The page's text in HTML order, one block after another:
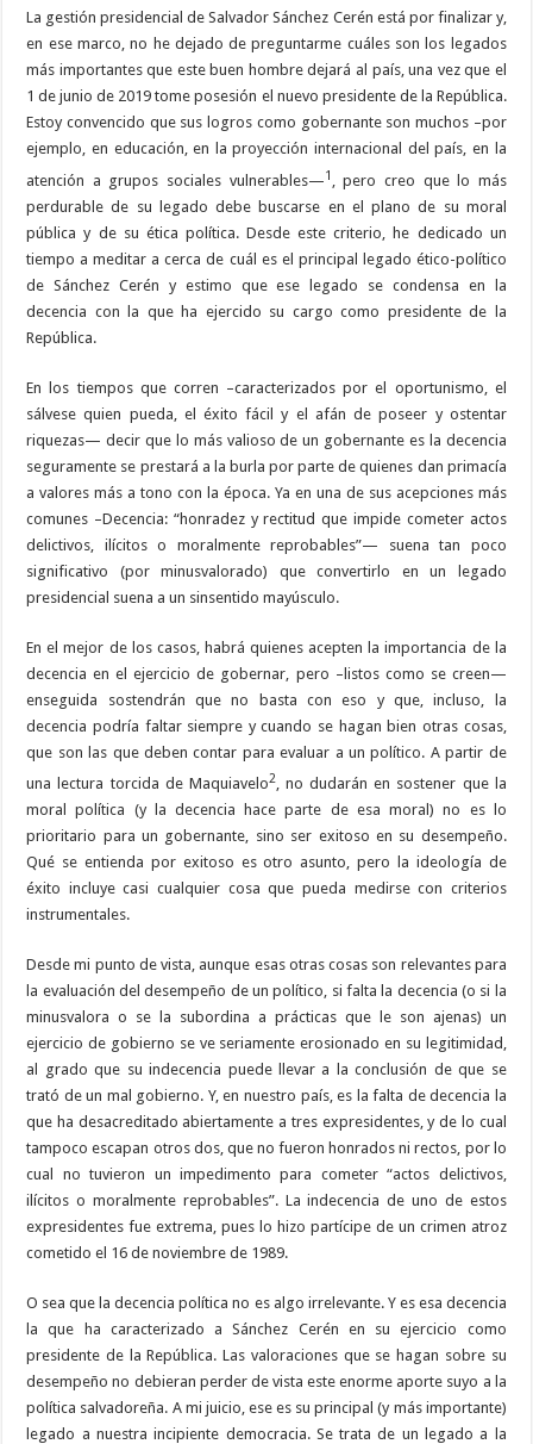
La gestión presidencial de Salvador Sánchez Cerén está por finalizar y,
en ese marco, no he dejado de preguntarme cuáles son los legados
más importantes que este buen hombre dejará al país, una vez que el
1 de junio de 2019 tome posesión el nuevo presidente de la República.
Estoy convencido que sus logros como gobernante son muchos –por
ejemplo, en educación, en la proyección internacional del país, en la
atención a grupos sociales vulnerables—1
, pero creo que lo más
perdurable de su legado debe buscarse en el plano de su moral
pública y de su ética política. Desde este criterio, he dedicado un
tiempo a meditar a cerca de cuál es el principal legado ético-político
de Sánchez Cerén y estimo que ese legado se condensa en la
decencia con la que ha ejercido su cargo como presidente de la
República.
En los tiempos que corren –caracterizados por el oportunismo, el
sálvese quien pueda, el éxito fácil y el afán de poseer y ostentar
riquezas— decir que lo más valioso de un gobernante es la decencia
seguramente se prestará a la burla por parte de quienes dan primacía
a valores más a tono con la época. Ya en una de sus acepciones más
comunes –Decencia: “honradez y rectitud que impide cometer actos
delictivos, ilícitos o moralmente reprobables”— suena tan poco
significativo (por minusvalorado) que convertirlo en un legado
presidencial suena a un sinsentido mayúsculo.
En el mejor de los casos, habrá quienes acepten la importancia de la
decencia en el ejercicio de gobernar, pero –listos como se creen—
enseguida sostendrán que no basta con eso y que, incluso, la
decencia podría faltar siempre y cuando se hagan bien otras cosas,
que son las que deben contar para evaluar a un político. A partir de
una lectura torcida de Maquiavelo2, no dudarán en sostener que la
moral política (y la decencia hace parte de esa moral) no es lo
prioritario para un gobernante, sino ser exitoso en su desempeño.
Qué se entienda por exitoso es otro asunto, pero la ideología de
éxito incluye casi cualquier cosa que pueda medirse con criterios
instrumentales.
Desde mi punto de vista, aunque esas otras cosas son relevantes para
la evaluación del desempeño de un político, si falta la decencia (o si la
minusvalora o se la subordina a prácticas que le son ajenas) un
ejercicio de gobierno se ve seriamente erosionado en su legitimidad,
al grado que su indecencia puede llevar a la conclusión de que se
trató de un mal gobierno. Y, en nuestro país, es la falta de decencia la
que ha desacreditado abiertamente a tres expresidentes, y de lo cual
tampoco escapan otros dos, que no fueron honrados ni rectos, por lo
cual no tuvieron un impedimento para cometer “actos delictivos,
ilícitos o moralmente reprobables”. La indecencia de uno de estos
expresidentes fue extrema, pues lo hizo partícipe de un crimen atroz
cometido el 16 de noviembre de 1989.
O sea que la decencia política no es algo irrelevante. Y es esa decencia
la que ha caracterizado a Sánchez Cerén en su ejercicio como
presidente de la República. Las valoraciones que se hagan sobre su
desempeño no debieran perder de vista este enorme aporte suyo a la
política salvadoreña. A mi juicio, ese es su principal (y más importante)
legado a nuestra incipiente democracia. Se trata de un legado a la